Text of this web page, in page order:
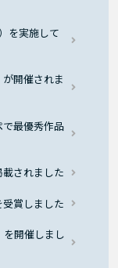
を実施して
開催されま
最優秀作品
されました
賞しました
開催しまし